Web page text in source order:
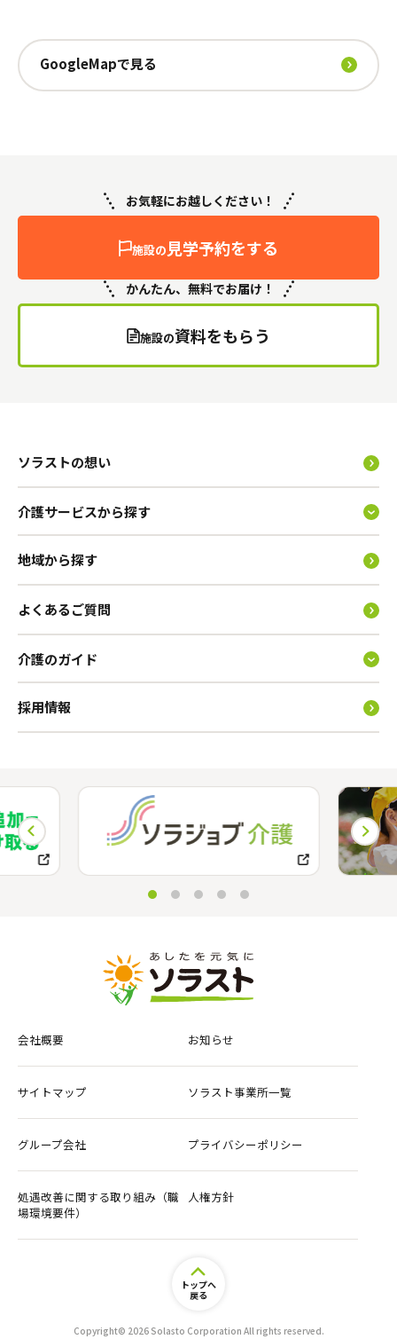
GoogleMapで見る
かんたん、無料でお届け！
施設の資料をもらう
お気軽にお越しください！
施設の 見学予約をする
ソラストの想い
介護サービスから探す
地域から探す
よくあるご質問
介護のガイド
採用情報
会社概要 お知らせ
サイトマップ ソラスト事業所一覧
グループ会社 プライバシーポリシー
処遇改善に関する取り組み（職
場環境要件）
人権方針
トップへ
戻る
Copyright© 2026 Solasto Corporation All rights reserved.